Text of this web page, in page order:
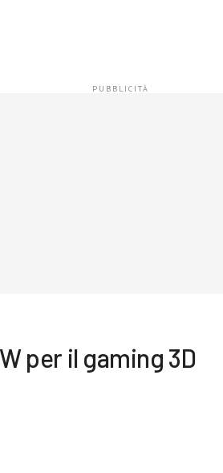
per il gaming 3D